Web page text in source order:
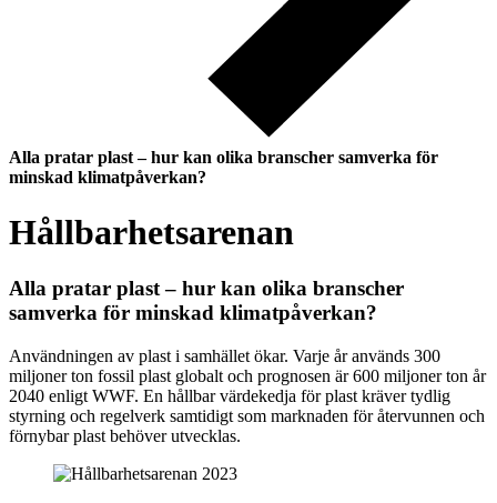
Alla pratar plast – hur kan olika branscher samverka för
minskad klimatpåverkan?
Hållbarhetsarenan
Alla pratar plast – hur kan olika branscher
samverka för minskad klimatpåverkan?
Användningen av plast i samhället ökar. Varje år används 300
miljoner ton fossil plast globalt och prognosen är 600 miljoner ton år
2040 enligt WWF. En hållbar värdekedja för plast kräver tydlig
styrning och regelverk samtidigt som marknaden för återvunnen och
förnybar plast behöver utvecklas.